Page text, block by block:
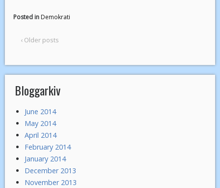
Posted in Demokrati
‹ Older posts
Bloggarkiv
June 2014
May 2014
April 2014
February 2014
January 2014
December 2013
November 2013